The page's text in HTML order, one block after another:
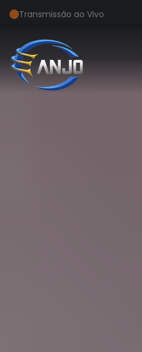
Transmissão ao Vivo